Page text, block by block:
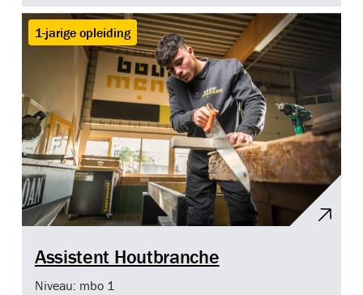
1-jarige opleiding
Assistent Houtbranche
Niveau: mbo 1